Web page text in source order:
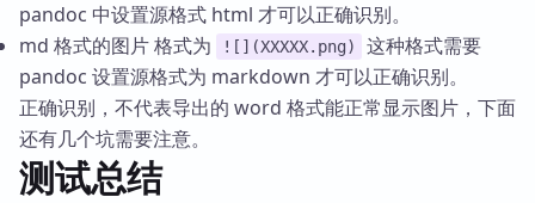
pandoc 中设置源格式 html 才可以正确识别。
md 格式的图片 格式为
![](XXXXX.png)
这种格式需要
pandoc 设置源格式为 markdown 才可以正确识别。
正确识别，不代表导出的 word 格式能正常显示图片，下面
还有几个坑需要注意。
测试总结